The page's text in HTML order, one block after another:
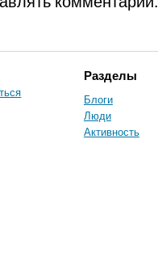
Разделы
Блоги
Люди
Активность